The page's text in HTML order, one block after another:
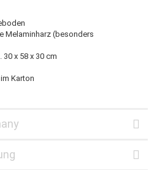
Melaminharz (besonders
x 58 x 30 cm
Karton